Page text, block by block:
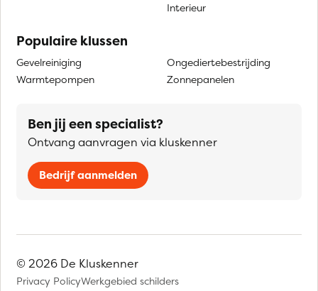
Interieur
Populaire klussen
Gevelreiniging
Warmtepompen
Ongediertebestrijding
Zonnepanelen
Ben jij een specialist?
Ontvang aanvragen via kluskenner
Bedrijf aanmelden
© 2026 De Kluskenner
Privacy PolicyWerkgebied schilders